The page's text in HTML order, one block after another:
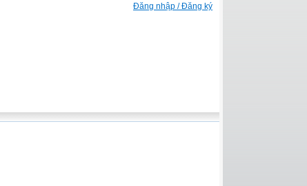
Đăng nhập / Đăng ký